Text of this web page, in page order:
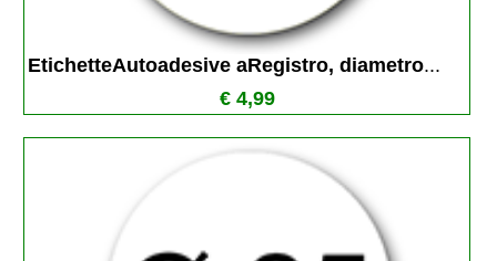
EtichetteAutoadesive aRegistro, diametro...
€ 4,99